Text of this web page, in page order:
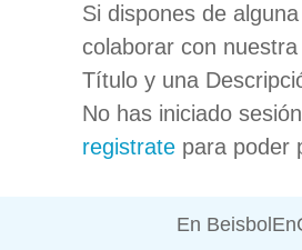
Si dispones de
colaborar con
Título y una
No has iniciado
registrate para poder
En